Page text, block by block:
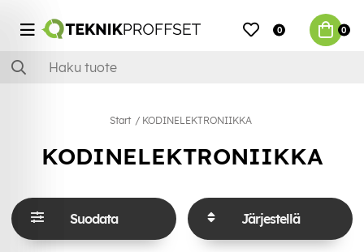
0 0
Start KODINELEKTRONIIKKA
KODINELEKTRONIIKKA
Suodata Järjestellä